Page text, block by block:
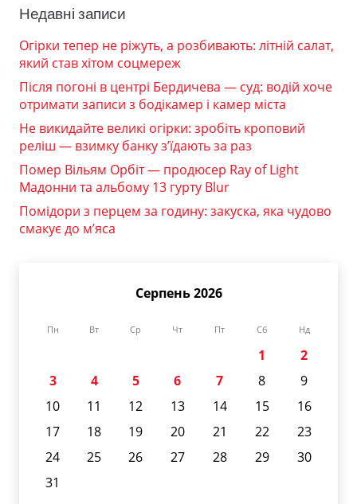
Недавні записи
Огірки тепер не ріжуть, а розбивають: літній салат,
який став хітом соцмереж
Після погоні в центрі Бердичева — суд: водій хоче
отримати записи з бодікамер і камер міста
Не викидайте великі огірки: зробіть кроповий
реліш — взимку банку з’їдають за раз
Помер Вільям Орбіт — продюсер Ray of Light
Мадонни та альбому 13 гурту Blur
Помідори з перцем за годину: закуска, яка чудово
смакує до м’яса
Серпень 2026
Пн Вт Ср Чт Пт Сб Нд
1
2
3
4 5 6 7 8
9
10
11 12 13 14 15
16
17
18 19 20 21 22
23
24
25 26 27 28 29
30
31